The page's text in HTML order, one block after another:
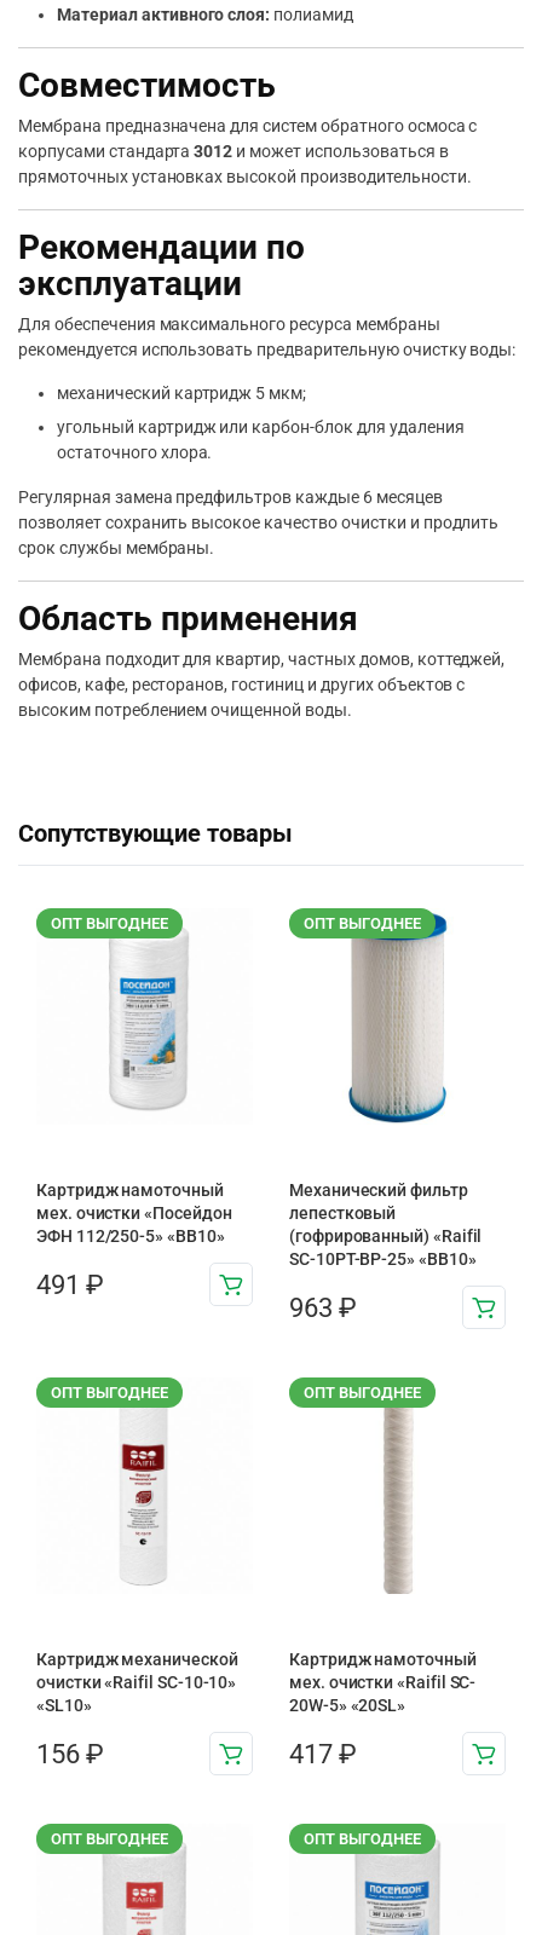
Материал активного слоя: полиамид
Совместимость
Мембрана предназначена для систем обратного осмоса с
корпусами стандарта3012 и может использоваться в
прямоточных установках высокой производительности.
Рекомендации по
эксплуатации
Для обеспечения максимального ресурса мембраны
рекомендуется использовать предварительную очистку воды:
механический картридж 5 мкм;
угольный картридж или карбон-блок для удаления
остаточного хлора.
Регулярная замена предфильтров каждые 6 месяцев
позволяет сохранить высокое качество очистки и продлить
срок службы мембраны.
Область применения
Мембрана подходит для квартир, частных домов, коттеджей,
офисов, кафе, ресторанов, гостиниц и других объектов с
высоким потреблением очищенной воды.
Сопутствующие товары
ОПТ ВЫГОДНЕЕ
Картридж намоточный
мех. очистки «Посейдон
ЭФН 112/250-5» «BB10»
491 ₽
ОПТ ВЫГОДНЕЕ
Механический фильтр
лепестковый
(гофрированный) «Raifil
SC-10PT-ВР-25» «BB10»
963 ₽
ОПТ ВЫГОДНЕЕ
Картридж механической
очистки «Raifil SC-10-10»
«SL10»
156 ₽
ОПТ ВЫГОДНЕЕ
Картридж намоточный
мех. очистки «Raifil SC-
20W-5» «20SL»
417 ₽
ОПТ ВЫГОДНЕЕ ОПТ ВЫГОДНЕЕ